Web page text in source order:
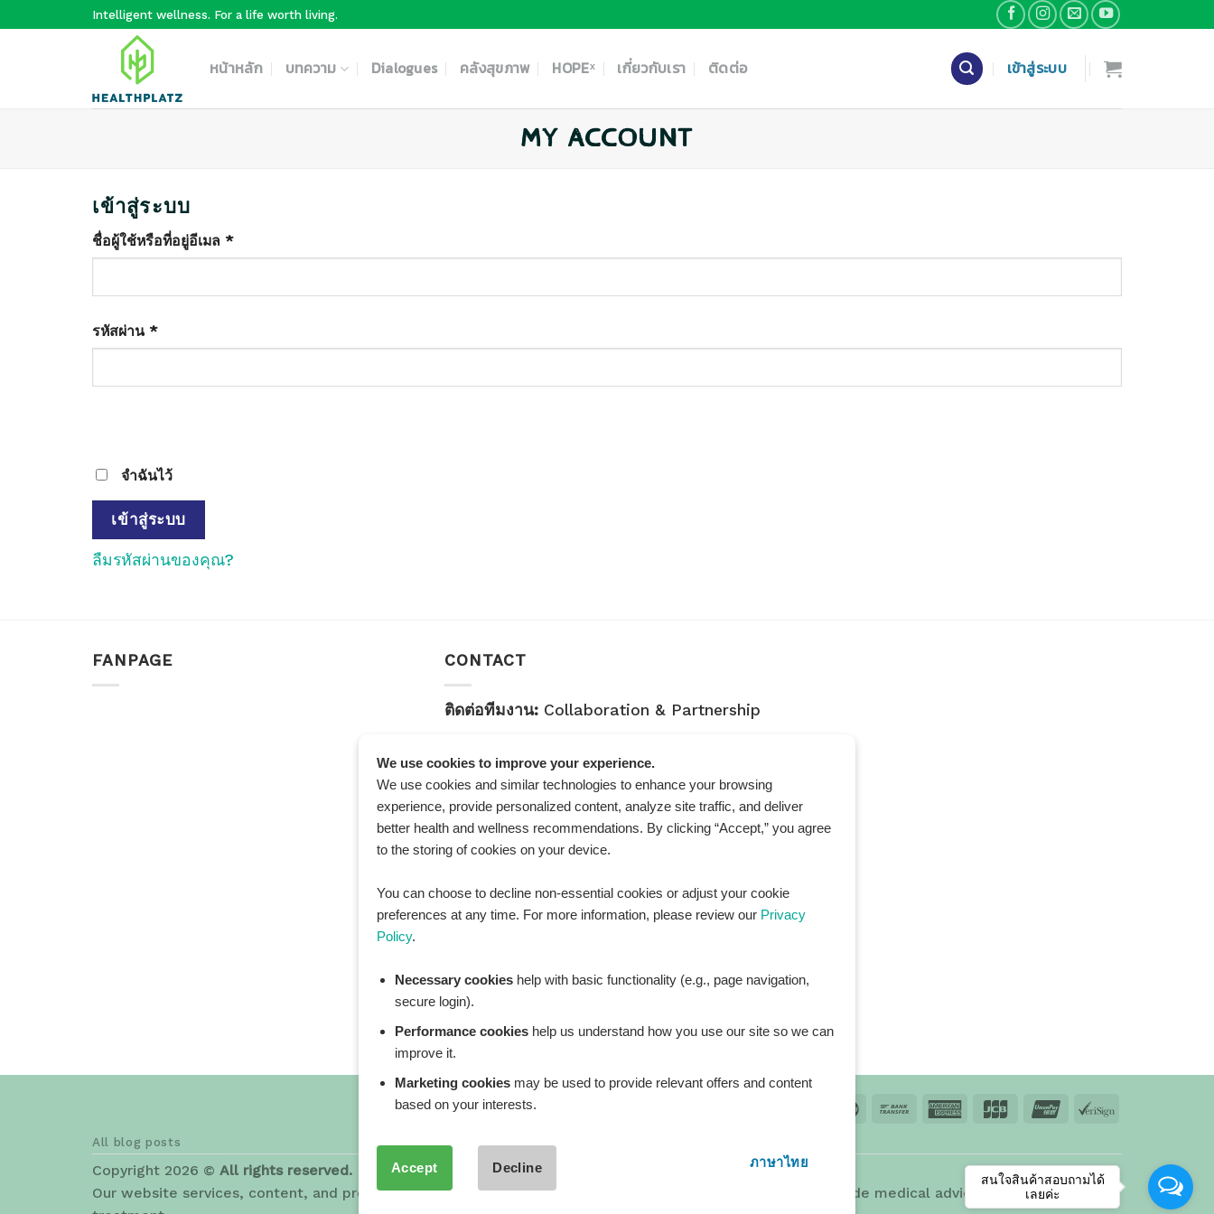
Intelligent wellness. For a life worth living.
หน้าหลัก บทความ Dialogues คลังสุขภาพ HOPEˣ เกี่ยวกับเรา ติดต่อ เข้าสู่ระบบ
MY ACCOUNT
เข้าสู่ระบบ
ชื่อผู้ใช้หรือที่อยู่อีเมล *
รหัสผ่าน *
จำฉันไว้
เข้าสู่ระบบ
ลืมรหัสผ่านของคุณ?
FANPAGE CONTACT
ติดต่อทีมงาน: Collaboration & Partnership
คำถามทั่วไป:General Inquiry
LINE Official ID:
@Healthplatz
เพิ่มเพื่อนAdd LINE :
https://lin.ee/sqNlLtc
All blog posts
Copyright 2026 © All rights reserved. HEALTHPLATZ™ is a registered trademark of Adbrandture Co., Ltd.
Our website services, content, and products are for informational purposes only. Healthplatz does not provide medical advice, diagnosis, or
We use cookies to improve your experience.
We use cookies and similar technologies to enhance your browsing
experience, provide personalized content, analyze site traffic, and deliver
better health and wellness recommendations. By clicking “Accept,” you agree
to the storing of cookies on your device.
You can choose to decline non-essential cookies or adjust your cookie
preferences at any time. For more information, please review our Privacy
Policy.
Necessary cookies help with basic functionality (e.g., page navigation,
secure login).
Performance cookies help us understand how you use our site so we can
improve it.
Marketing cookies may be used to provide relevant offers and content
based on your interests.
Accept Decline
ภาษาไทย
สนใจสินค้าสอบถามได้
เลยค่ะ